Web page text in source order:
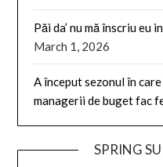
Păi da’ nu mă înscriu eu
March 1, 2026
A început sezonul în
managerii de buget fac
SPRING